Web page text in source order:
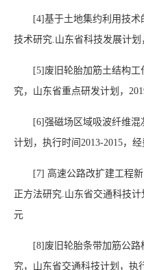
[4]基于土地集约利用技术
技术研究 山东省科技发展计划
[5] 废旧轮胎加筋土结构
究，山东省重点研发计划，
[6]强磁场区域吸波纤维混
计划，执行时间 2013-2015，经
[7] 高速公路改扩建工程
正方法研究 山东省交通科技计
元
[8] 废旧轮胎条带加筋公
究，山东省交通科技计划，执